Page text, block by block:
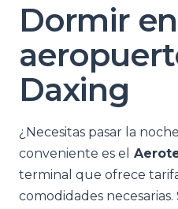
Dormir
Daxing
¿Necesitas pasar la
conveniente es el
terminal que ofrece
comodidades